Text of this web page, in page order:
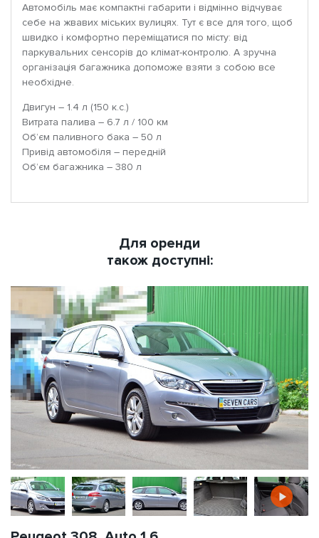
Автомобіль має компактні габарити і відмінно відчуває
себе на жвавих міських вулицях. Тут є все для того, щоб
швидко і комфортно переміщатися по місту: від
паркувальних сенсорів до клімат-контролю. А зручна
організація багажника допоможе взяти з собою все
необхідне.
Двигун – 1.4 л (150 к.с.)
Витрата палива – 6.7 л / 100 км
Об’єм паливного бака – 50 л
Привід автомобіля – передній
Об’єм багажника – 380 л
Для оренди
також доступні: